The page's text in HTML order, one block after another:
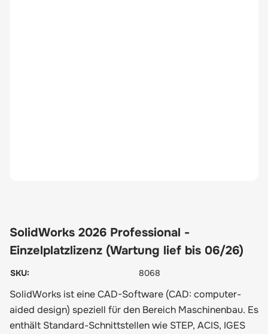
SolidWorks 2026 Professional -
Einzelplatzlizenz (Wartung lief bis 06/26)
SolidWorks ist eine CAD-Software (CAD: computer-
aided design) speziell für den Bereich Maschinenbau. Es
enthält Standard-Schnittstellen wie STEP, ACIS, IGES
SKU: 8068